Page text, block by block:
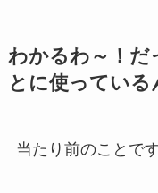
わかるわ～！だ
とに使っている
当たり前のことです